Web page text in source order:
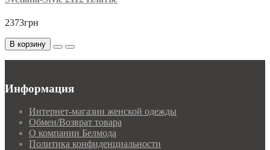
2373грн
В корзину
Информация
Интернет-магазин женской одежды
Обмен/Возврат товара
О компании Белмода
Политика конфиденциальности